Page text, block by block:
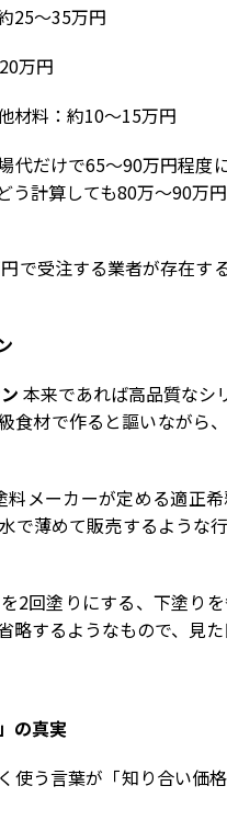
25～35万円
万円
材料：約10～15万円
代だけで65～90万円程度
う計算しても80万～90万
で受注する業者が存在す
本来であれば高品質なシ
食材で作ると謳いながら
料メーカーが定める適正
で薄めて販売するような
2回塗りにする、下塗り
略するようなもので、見
の真実
使う言葉が「知り合い価